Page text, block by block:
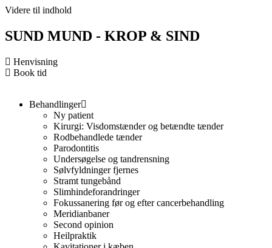
Videre til indhold
SUND MUND - KROP & SIND
Henvisning
Book tid
Behandlinger
Ny patient
Kirurgi: Visdomstænder og betændte tænder
Rodbehandlede tænder
Parodontitis
Undersøgelse og tandrensning
Sølvfyldninger fjernes
Stramt tungebånd
Slimhindeforandringer
Fokussanering før og efter cancerbehandling
Meridianbaner
Second opinion
Heilpraktik